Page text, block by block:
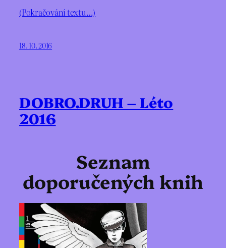
(Pokračování textu…)
18. 10. 2016
DOBRO.DRUH – Léto
2016
Seznam
doporučených knih